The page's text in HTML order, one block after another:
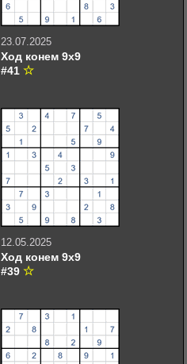
23.07.2025
Ход конем 9х9
#41
12.05.2025
Ход конем 9х9
#39